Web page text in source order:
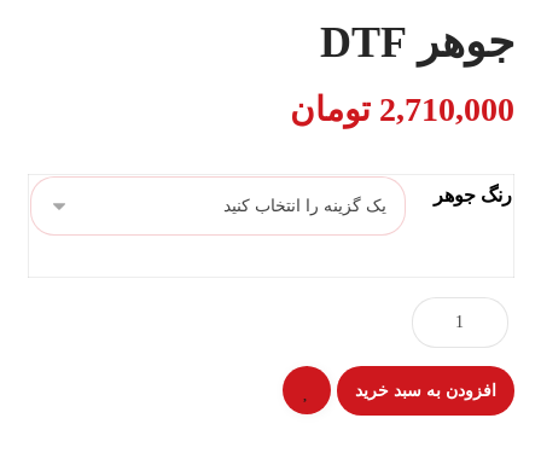
جوهر DTF
2,710,000 تومان
رنگ جوهر
افزودن به سبد خرید